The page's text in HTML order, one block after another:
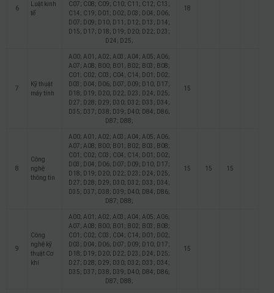
6
Luật kinh
tế
C07; C08; C09; C10; C11; C12; C13;
C14; C19; D01; D02; D03; D04; D06;
D07; D09; D10; D11; D12; D13; D14;
D15; D17; D18; D19; D20; D22; D23;
D24; D25;
18
7
Kỹ thuật
máy tính
A00; A01; A02; A03; A04; A05; A06;
A07; A08; B00; B01; B02; B03; B08;
C01; C02; C03; C04; C14; D01; D02;
D03; D04; D06; D07; D09; D10; D17;
D18; D19; D20; D22; D23; D24; D25;
D27; D28; D29; D30; D32; D33; D34;
D35; D37; D38; D39; D40; D84; D86;
D87; D88;
15
8
Công
nghệ
thông tin
A00; A01; A02; A03; A04; A05; A06;
A07; A08; B00; B01; B02; B03; B08;
C01; C02; C03; C04; C14; D01; D02;
D03; D04; D06; D07; D09; D10; D17;
D18; D19; D20; D22; D23; D24; D25;
D27; D28; D29; D30; D32; D33; D34;
D35; D37; D38; D39; D40; D84; D86;
D87; D88;
15 15 15
9
Công
nghệ kỹ
thuật Cơ
khí
A00; A01; A02; A03; A04; A05; A06;
A07; A08; B00; B01; B02; B03; B08;
C01; C02; C03; C04; C14; D01; D02;
D03; D04; D06; D07; D09; D10; D17;
D18; D19; D20; D22; D23; D24; D25;
D27; D28; D29; D30; D32; D33; D34;
D35; D37; D38; D39; D40; D84; D86;
D87; D88;
15